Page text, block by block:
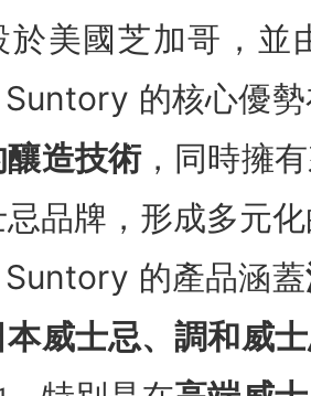
於美國芝加哥，並
的核心優
造技術，同時擁
品牌，形成多元
的產品涵蓋
威士忌、調和威